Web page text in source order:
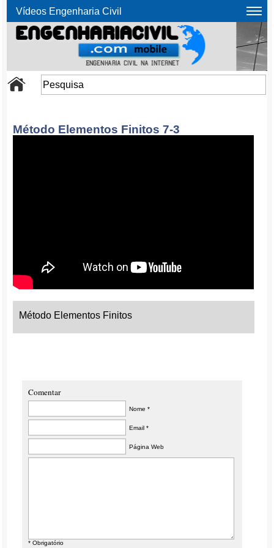
Vídeos Engenharia Civil
Método Elementos Finitos 7-3
Método Elementos Finitos
Comentar
Nome *
Email *
Página Web
* Obrigatório